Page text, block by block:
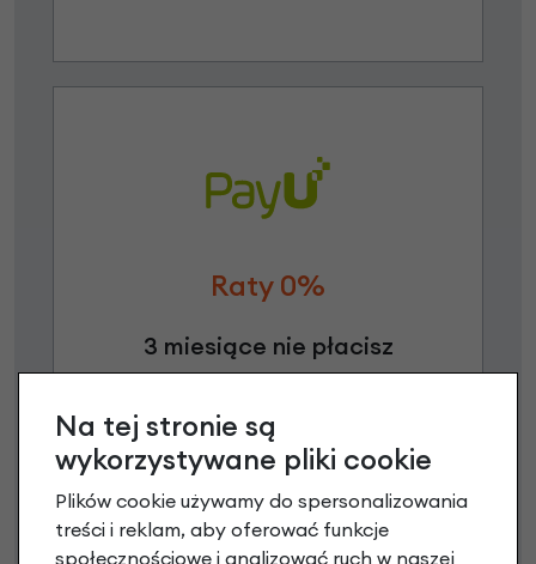
Raty 0%
3 miesiące nie płacisz
Poznaj szczegóły
Na tej stronie są
wykorzystywane pliki cookie
Plików cookie używamy do spersonalizowania
treści i reklam, aby oferować funkcje
społecznościowe i analizować ruch w naszej